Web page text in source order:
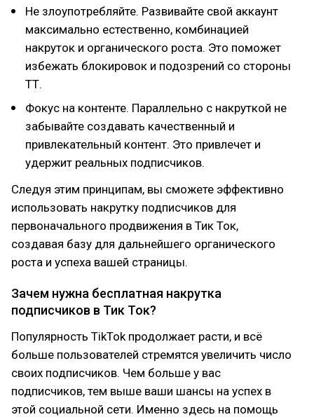
Не злоупотребляйте. Развивайте свой аккаунт
максимально естественно, комбинацией
накруток и органического роста. Это поможет
избежать блокировок и подозрений со стороны
ТТ.
Фокус на контенте. Параллельно с накруткой не
забывайте создавать качественный и
привлекательный контент. Это привлечет и
удержит реальных подписчиков.
Следуя этим принципам, вы сможете эффективно
использовать накрутку подписчиков для
первоначального продвижения в Тик Ток,
создавая базу для дальнейшего органического
роста и успеха вашей страницы.
Зачем нужна бесплатная накрутка
подписчиков в Тик Ток?
Популярность TikTok продолжает расти, и всё
больше пользователей стремятся увеличить число
своих подписчиков. Чем больше у вас
подписчиков, тем выше ваши шансы на успех в
этой социальной сети. Именно здесь на помощь